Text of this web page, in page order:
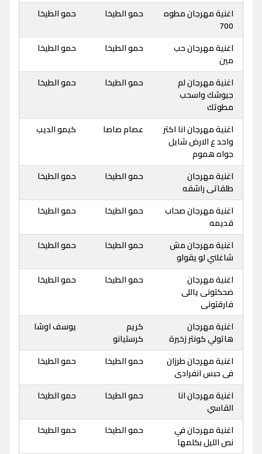
اغنية مهرجان مطوه
700
حمو الطيخا حمو الطيخا
اغنية مهرجان حب
مين
حمو الطيخا حمو الطيخا
اغنية مهرجان لم
جيوشك واسحب
مطوتك
حمو الطيخا حمو الطيخا
اغنية مهرجان انا اكتر
واحد ع الارض شايل
جواه هموم
عصام صاصا كيمو الديب
اغنية مهرجان
طلقاتى راشقه
حمو الطيخا حمو الطيخا
اغنية مهرجان صحاب
قديمه
حمو الطيخا حمو الطيخا
اغنية مهرجان مش
شاغلني لو يقولو
حمو الطيخا حمو الطيخا
اغنية مهرجان
ضحكتونى ياللى
فارقتونى
حمو الطيخا حمو الطيخا
اغنية مهرجان
هاتولي كونتر زخيرة
كريم
كرستيانو
يوسف اوشا
اغنية مهرجان طرزان
فى حبس انفرادى
حمو الطيخا حمو الطيخا
اغنية مهرجان انا
القاسي
حمو الطيخا حمو الطيخا
اغنية مهرجان في
نص الليل بكلمها
حمو الطيخا حمو الطيخا